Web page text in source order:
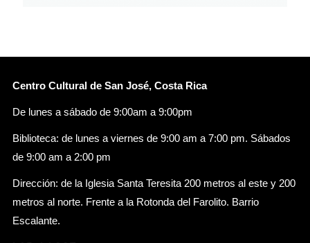
Centro Cultural de San José, Costa Rica
De lunes a sábado de 9:00am a 9:00pm
Biblioteca: de lunes a viernes de 9:00 am a 7:00 pm. Sábados
de 9:00 am a 2:00 pm
Dirección: de la Iglesia Santa Teresita 200 metros al este y 200
metros al norte. Frente a la Rotonda del Farolito. Barrio
Escalante.